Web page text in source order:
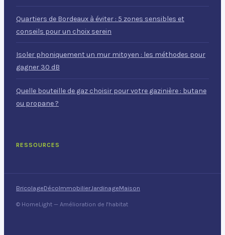
Quartiers de Bordeaux à éviter : 5 zones sensibles et
conseils pour un choix serein
Isoler phoniquement un mur mitoyen : les méthodes pour
gagner 30 dB
Quelle bouteille de gaz choisir pour votre gazinière : butane
ou propane ?
RESSOURCES
BricolageDécoImmobilierJardinageMaison
© HomeLight — Amélioration de l'habitat